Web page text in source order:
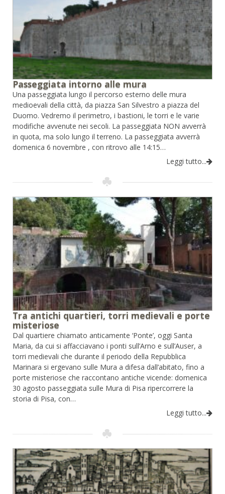
Passeggiata intorno alle mura
Una passeggiata lungo il percorso esterno delle mura
medioevali della città, da piazza San Silvestro a piazza del
Duomo. Vedremo il perimetro, i bastioni, le torri e le varie
modifiche avvenute nei secoli. La passeggiata NON avverrà
in quota, ma solo lungo il terreno. La passeggiata avverrà
domenica 6 novembre , con ritrovo alle 14:15…
Leggi tutto...
Tra antichi quartieri, torri medievali e porte
misteriose
Dal quartiere chiamato anticamente ‘Ponte’, oggi Santa
Maria, da cui si affacciavano i ponti sull’Arno e sull’Auser, a
torri medievali che durante il periodo della Repubblica
Marinara si ergevano sulle Mura a difesa dall’abitato, fino a
porte misteriose che raccontano antiche vicende: domenica
30 agosto passeggiata sulle Mura di Pisa ripercorrere la
storia di Pisa, con…
Leggi tutto...